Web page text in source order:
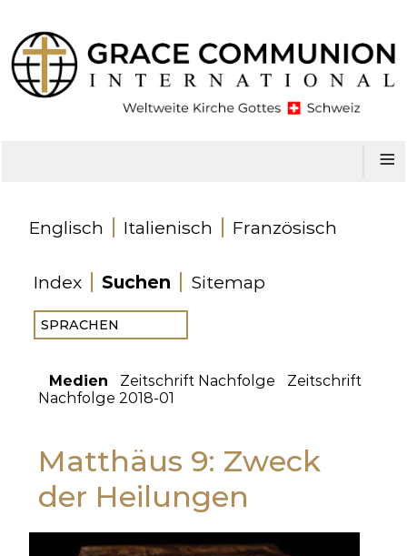
≡
Englisch Italienisch Französisch
Index Suchen Sitemap
Medien Zeitschrift Nachfolge
Zeitschrift
Nachfolge 2018-01
Matthäus 9: Zweck
der Heilungen